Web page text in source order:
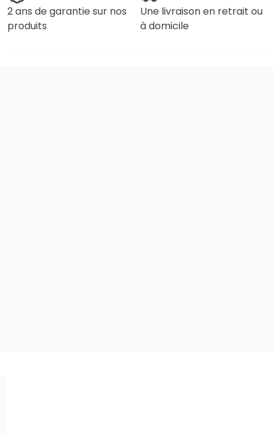
2 ans de garantie sur nos
produits
Une livraison en retrait ou
à domicile